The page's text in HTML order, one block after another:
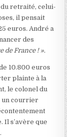
retraité, celui-
il pensait
euros. André a
des
de France ! ».
10.800 euros
plainte à la
le colonel du
un courrier
Il s’avère que